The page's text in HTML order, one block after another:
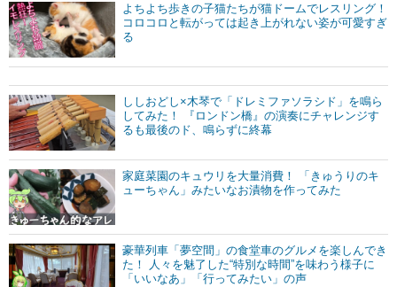
よちよち歩きの子猫たちが猫ドームでレスリング！
コロコロと転がっては起き上がれない姿が可愛すぎ
る
ししおどし×木琴で「ドレミファソラシド」を鳴ら
してみた！ 『ロンドン橋』の演奏にチャレンジす
るも最後のド、鳴らずに終幕
家庭菜園のキュウリを大量消費！ 「きゅうりのキ
ューちゃん」みたいなお漬物を作ってみた
豪華列車「夢空間」の食堂車のグルメを楽しんでき
た！ 人々を魅了した“特別な時間”を味わう様子に
「いいなあ」「行ってみたい」の声